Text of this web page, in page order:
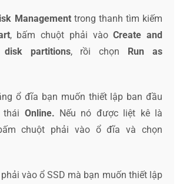
Managementtrong thanh tìm kiếm
, bấm chuột phải vàoCreate and
partitions, rồi chọn
Run as
ổ đĩa bạn muốn thiết lập ban đầu
Online. Nếu nó được liệt kê là
chuột phải vào ổ đĩa và chọn
vào ổ SSD mà bạn muốn thiết lập